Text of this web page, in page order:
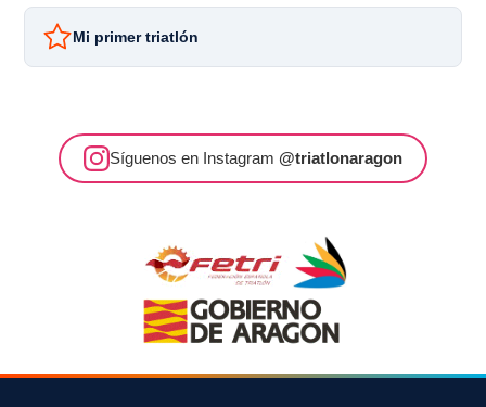
Mi primer triatlón
Síguenos en Instagram @triatlonaragon